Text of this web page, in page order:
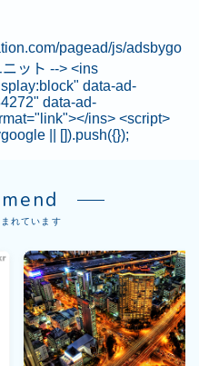
pagead/js/adsbygo
ット --> <ins
data-ad-
data-ad-
ins> <script>
|| []).push({});
れています